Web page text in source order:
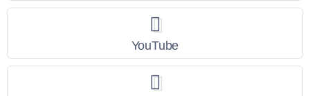
YouTube